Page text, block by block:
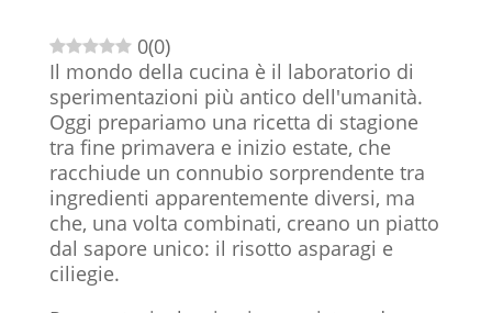
0(0)
Il mondo della cucina è il laboratorio di
sperimentazioni più antico dell'umanità.
Oggi prepariamo una ricetta di stagione
tra fine primavera e inizio estate, che
racchiude un connubio sorprendente tra
ingredienti apparentemente diversi, ma
che, una volta combinati, creano un piatto
dal sapore unico: il risotto asparagi e
ciliegie.